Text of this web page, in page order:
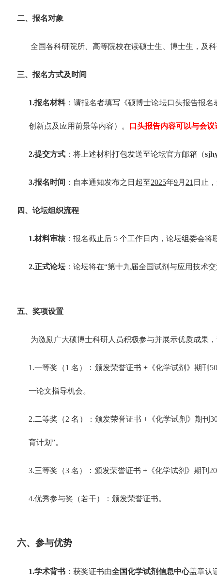
二、报名对象
全国各科研院所、高等院校在读硕士生、博士生，及
三、报名方式及时间
1.报名材料：请报名者填写《硕博士论坛口头报告报名
创新点及应用前景等内容）。 口头报告内容可以与会
2.提交方式 ：将上述材料打包发送至论坛官方邮箱（
3.报名时间 ：自本通知发布之日起至2025年9月 21 日止
四、论坛组织流程
1.材料审核：报名截止后 5 个工作日内，论坛组委会将
2.正式论坛：论坛将在“第十九届全国试剂与应用技术
五、奖项设置
为激励广大硕博士科研人员积极参与并展示优质成果
1.一等奖（1名）：颁发荣誉证书 +《化学试剂》期刊
一论文指导机会。
2.二等奖（2名）：颁发荣誉证书 + 《化学试剂》期刊
育计划 ”。
3.三等奖（3 名）：颁发荣誉证书 + 《化学试剂》期刊
4.优秀参与奖（若干）：颁发荣誉证书。
六、参与优势
1.学术背书 ：获奖证书由全国化学试剂信息中心盖章认